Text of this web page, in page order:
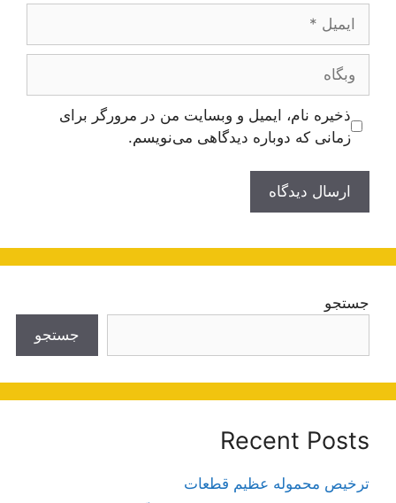
وبگاه
ذخیره نام، ایمیل و وبسایت من در مرورگر برای
زمانی که دوباره دیدگاهی می‌نویسم.
جستجو
جستجو
Recent Posts
ترخیص محموله عظیم قطعات